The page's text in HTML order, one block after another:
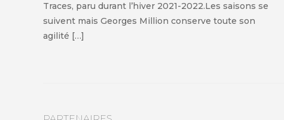
Traces, paru durant l’hiver 2021-2022.Les saisons se
suivent mais Georges Million conserve toute son
agilité […]